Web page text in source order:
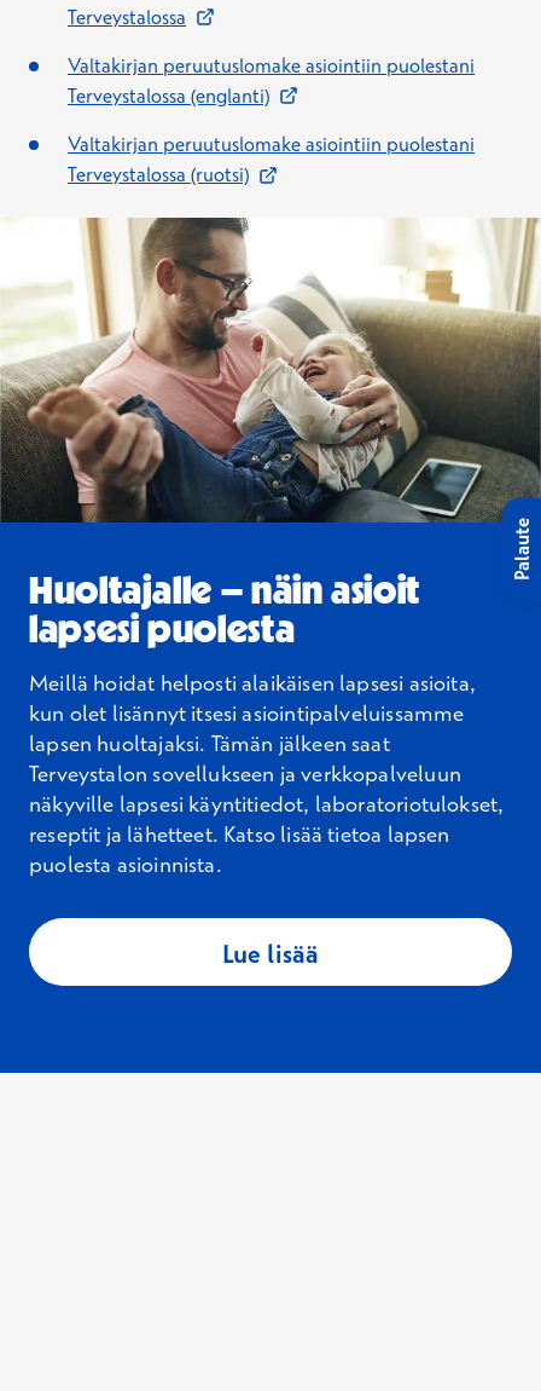
TerveystalossaAvautuu uuteen ikkunaan
Valtakirjan peruutuslomake asiointiin puolestani
Terveystalossa (englanti)Avautuu uuteen ikkunaan
Valtakirjan peruutuslomake asiointiin puolestani
Terveystalossa (ruotsi)Avautuu uuteen ikkunaan
Huoltajalle – näin asioit
lapsesi puolesta
Meillä hoidat helposti alaikäisen lapsesi asioita,
kun olet lisännyt itsesi asiointipalveluissamme
lapsen huoltajaksi. Tämän jälkeen saat
Terveystalon sovellukseen ja verkkopalveluun
näkyville lapsesi käyntitiedot, laboratoriotulokset,
reseptit ja lähetteet. Katso lisää tietoa lapsen
puolesta asioinnista.
Lue lisää
Palaute